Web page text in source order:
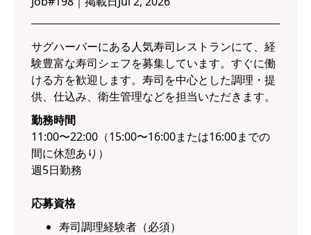
サグハーバーにある人気寿司レストランにて、経
験豊富な寿司シェフを募集しています。すぐに働
ける方を歓迎します。寿司を中心とした調理・提
供、仕込み、衛生管理などを担当いただきます。
勤務時間
11:00〜22:00（15:00〜16:00または16:00までの
間に休憩あり）
週5日勤務
応募資格
寿司調理経験者（必須）